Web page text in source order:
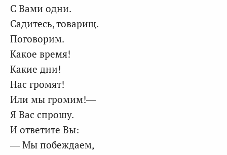
С Вами одни.
Садитесь, товарищ.
Поговорим.
Какое время!
Какие дни!
Нас громят!
Или мы громим!—
Я Вас спрошу.
И ответите Вы:
— Мы побеждаем,